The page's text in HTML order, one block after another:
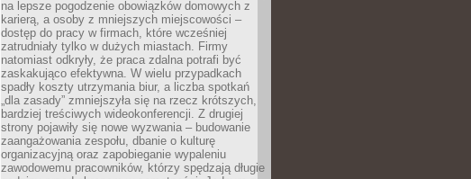
na lepsze pogodzenie obowiązków domowych z
karierą, a osoby z mniejszych miejscowości –
dostęp do pracy w firmach, które wcześniej
zatrudniały tylko w dużych miastach. Firmy
natomiast odkryły, że praca zdalna potrafi być
zaskakująco efektywna. W wielu przypadkach
spadły koszty utrzymania biur, a liczba spotkań
„dla zasady” zmniejszyła się na rzecz krótszych,
bardziej treściwych wideokonferencji. Z drugiej
strony pojawiły się nowe wyzwania – budowanie
zaangażowania zespołu, dbanie o kulturę
organizacyjną oraz zapobieganie wypaleniu
zawodowemu pracowników, którzy spędzają długie